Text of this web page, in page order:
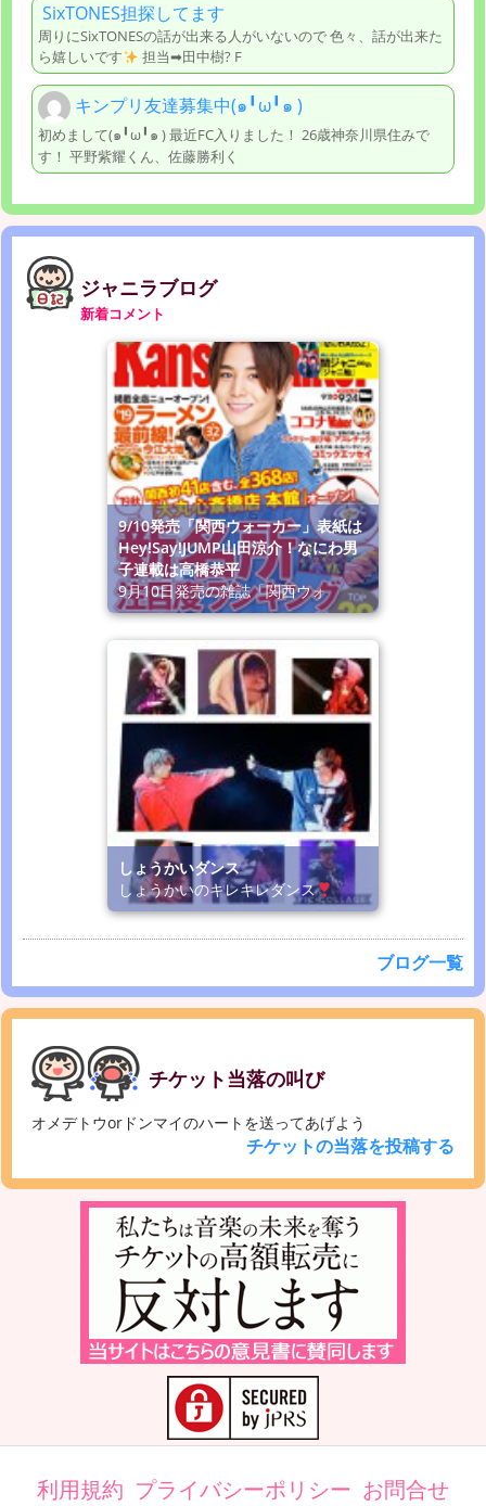
SixTONES担探してます
周りにSixTONESの話が出来る人がいないので 色々、話が出来た
ら嬉しいです
担当➡田中樹? F
キンプリ友達募集中(๑╹ω╹๑ )
初めまして(๑╹ω╹๑ ) 最近FC入りました！ 26歳神奈川県住みで
す！ 平野紫耀くん、佐藤勝利く
ジャニラブログ
新着コメント
9/10発売「関西ウォーカー」表紙は
Hey!Say!JUMP山田涼介！なにわ男
子連載は高橋恭平
9月10日発売の雑誌「関西ウォ
しょうかいダンス
しょうかいのキレキレダンス
ブログ一覧
チケット当落の叫び
オメデトウorドンマイのハートを送ってあげよう
チケットの当落を投稿する
利用規約 プライバシーポリシー お問合せ